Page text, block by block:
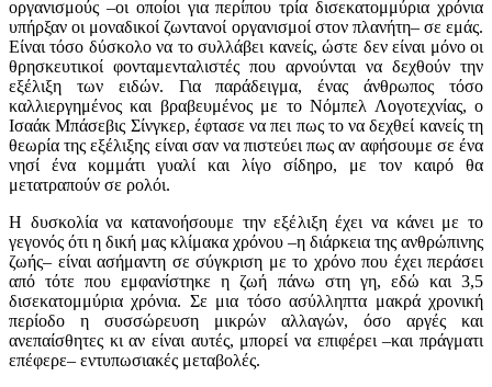
οργανισμούς –οι οποίοι για περίπου τρία δισεκατομμύρια χρόνια
υπήρξαν οι μοναδικοί ζωντανοί οργανισμοί στον πλανήτη– σε εμάς.
Είναι τόσο δύσκολο να το συλλάβει κανείς, ώστε δεν είναι μόνο οι
θρησκευτικοί φονταμενταλιστές που αρνούνται να δεχθούν την
εξέλιξη των ειδών. Για παράδειγμα, ένας άνθρωπος τόσο
καλλιεργημένος και βραβευμένος με το Νόμπελ Λογοτεχνίας, ο
Ισαάκ Μπάσεβις Σίνγκερ, έφτασε να πει πως το να δεχθεί κανείς τη
θεωρία της εξέλιξης είναι σαν να πιστεύει πως αν αφήσουμε σε ένα
νησί ένα κομμάτι γυαλί και λίγο σίδηρο, με τον καιρό θα
μετατραπούν σε ρολόι.
Η δυσκολία να κατανοήσουμε την εξέλιξη έχει να κάνει με το
γεγονός ότι η δική μας κλίμακα χρόνου –η διάρκεια της ανθρώπινης
ζωής– είναι ασήμαντη σε σύγκριση με το χρόνο που έχει περάσει
από τότε που εμφανίστηκε η ζωή πάνω στη γη, εδώ και 3,5
δισεκατομμύρια χρόνια. Σε μια τόσο ασύλληπτα μακρά χρονική
περίοδο η συσσώρευση μικρών αλλαγών, όσο αργές και
ανεπαίσθητες κι αν είναι αυτές, μπορεί να επιφέρει –και πράγματι
επέφερε– εντυπωσιακές μεταβολές.